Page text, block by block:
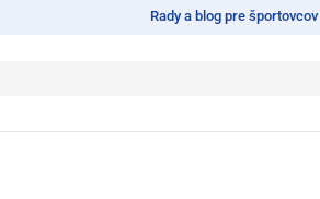
Rady a blog pre športovcov